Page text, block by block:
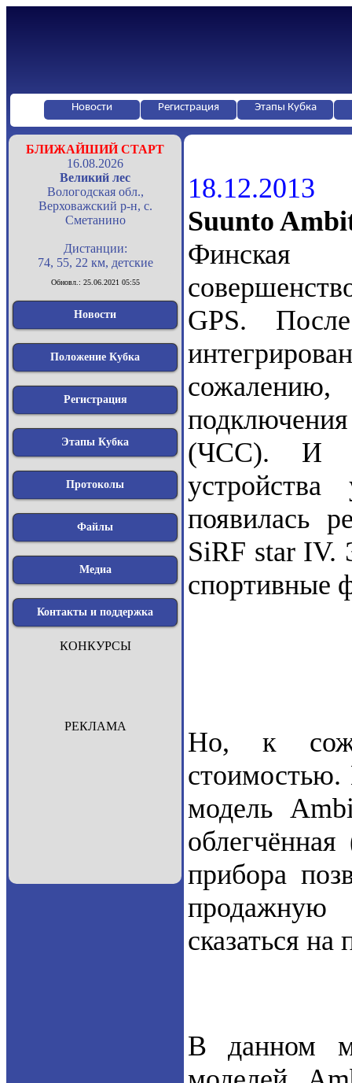
Новости Регистрация Этапы Кубка
БЛИЖАЙШИЙ СТАРТ
16.08.2026
Великий лес
Вологодская обл.,
Верховажский р-н, с.
Сметанино
Дистанции:
74, 55, 22 км, детские
Обновл.: 25.06.2021 05:55
Новости
Положение Кубка
Регистрация
Этапы Кубка
Протоколы
Файлы
Медиа
Контакты и поддержка
КОНКУРСЫ
РЕКЛАМА
18.12.2013
Suunto
Финская
GPS.
(ЧСС). И
появилась
SiRF star IV.
спортивные
Но, к
модель
прибора
сказаться
В данном